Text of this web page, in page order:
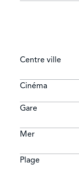
Centre ville
Cinéma
Gare
Mer
Plage